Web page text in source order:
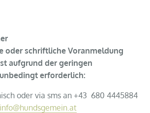
oder schriftliche Voranmeldung
aufgrund der geringen
erforderlich:
oder via sms an +43 680 4445884
info@hundsgemein.at